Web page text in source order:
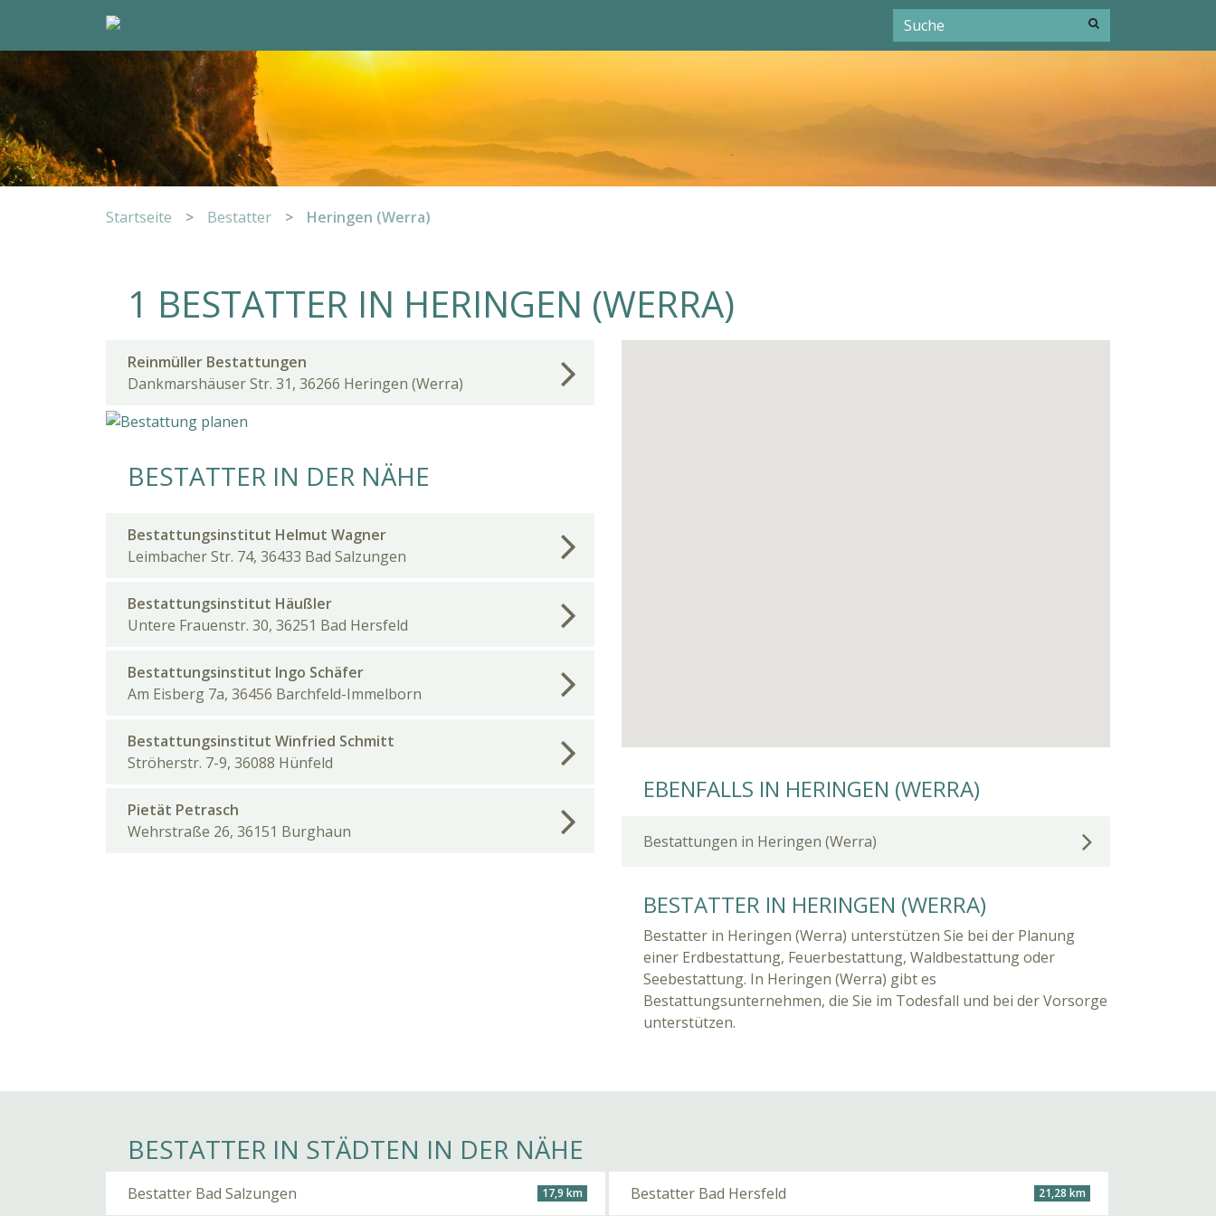
Startseite > Bestatter > Heringen (Werra)
1 BESTATTER IN HERINGEN (WERRA)
Reinmüller Bestattungen
Dankmarshäuser Str. 31, 36266 Heringen (Werra)
BESTATTER IN DER NÄHE
Bestattungsinstitut Helmut Wagner
Leimbacher Str. 74, 36433 Bad Salzungen
Bestattungsinstitut Häußler
Untere Frauenstr. 30, 36251 Bad Hersfeld
Bestattungsinstitut Ingo Schäfer
Am Eisberg 7a, 36456 Barchfeld-Immelborn
Bestattungsinstitut Winfried Schmitt
Ströherstr. 7-9, 36088 Hünfeld
Pietät Petrasch
Wehrstraße 26, 36151 Burghaun
EBENFALLS IN HERINGEN (WERRA)
Bestattungen in Heringen (Werra)
BESTATTER IN HERINGEN (WERRA)
Bestatter in Heringen (Werra) unterstützen Sie bei der Planung
einer Erdbestattung, Feuerbestattung, Waldbestattung oder
Seebestattung. In Heringen (Werra) gibt es
Bestattungsunternehmen, die Sie im Todesfall und bei der Vorsorge
unterstützen.
BESTATTER IN STÄDTEN IN DER NÄHE
Bestatter Bad Salzungen 17,9 km Bestatter Bad Hersfeld 21,28 km